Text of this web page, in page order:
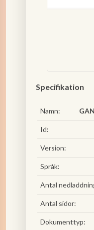
Specifikation
Namn:
Id:
Version:
Språk:
Antal
Antal sidor:
Dokumenttyp: